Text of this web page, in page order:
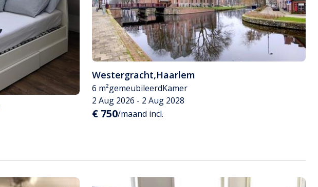
Westergracht,Haarlem
6 m²gemeubileerdKamer
2 Aug 2026 - 2 Aug 2028
€ 750/maand incl.